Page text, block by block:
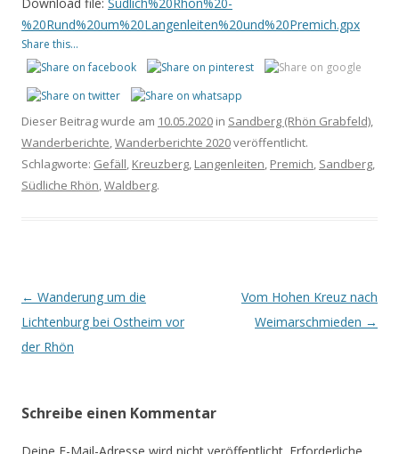
%20Rund%20um%20Langenleiten%20und%20Premich.gpx
Share this...
Dieser Beitrag wurde am 10.05.2020 in Sandberg (Rhön Grabfeld),
Wanderberichte,Wanderberichte 2020veröffentlicht.
Schlagworte: Gefäll, Kreuzberg, Langenleiten, Premich, Sandberg,
Südliche Rhön,Waldberg.
Beitrags-
Navigation
← Wanderung um die
Lichtenburg bei Ostheim vor
der Rhön
Vom Hohen Kreuz nach
Weimarschmieden →
Schreibe einen Kommentar